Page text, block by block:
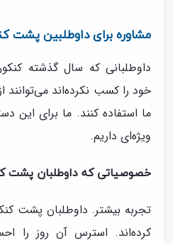
مشاوره برای داوطلبین پشت
داوطلبانی که سال گذشته
ما استفاده کنند. ما برای این
ویژه‌ای داریم.
خصوصیاتی که داوطلبان پشت
تجربه بیشتر. داوطلبان پشت
کرده‌اند. استرس آن روز را